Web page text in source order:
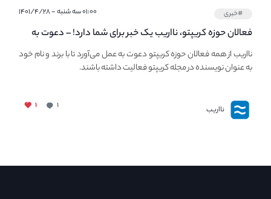
#خبری ۰۱:۰۰ سه شنبه - ۱۴۰۱/۴/۲۸
فعالان حوزه کریپتو، نااریب یک خبر برای شما دارد! – دعوت به
فعالیت در مجله کریپتو
نااریب از همه فعالان حوزه کریپتو دعوت به عمل می‌آورد تا با برند و نام خود
به عنوان نویسنده در مجله کریپتو فعالیت داشته باشند.
نااریب ۱ ۱